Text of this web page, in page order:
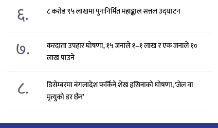
६. ८ करोड ९५ लाखमा पुनःनिर्मित महाङ्काल सत्तल उद्घाटन
७.
करदाता उपहार घोषणा, १५ जनाले १–१ लाख र एक जनाले १०
लाख पाउने
८.
डिसेम्बरमा बंगलादेश फर्किने शेख हसिनाको घोषणा, ‘जेल वा
मृत्युको डर छैन’